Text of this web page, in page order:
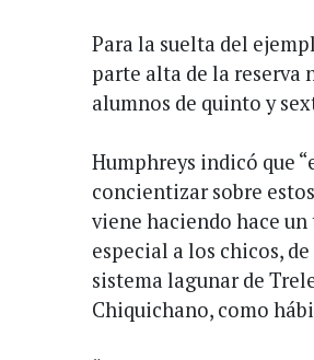
Para la suelta del
parte alta de la reserva
alumnos de quinto y
Humphreys indicó que
concientizar sobre
viene haciendo hace
especial a los chicos,
sistema lagunar de
Chiquichano, como